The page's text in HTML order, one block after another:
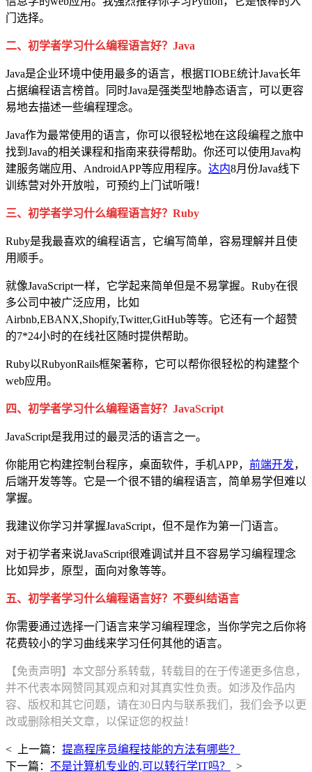
门选择。
二、初学者学习什么编程语言好？Java
Java是企业环境中使用最多的语言，根据TIOBE统计Java长年
占据编程语言榜首。同时Java是强类型地静态语言，可以更容
易地去描述一些编程理念。
Java作为最常使用的语言，你可以很轻松地在这段编程之旅中
找到Java的相关课程和指南来获得帮助。你还可以使用Java构
建服务端应用、AndroidAPP等应用程序。 达内8月份Java线下
训练营对外开放啦，可预约上门试听哦！
三、初学者学习什么编程语言好？Ruby
Ruby是我最喜欢的编程语言，它编写简单，容易理解并且使
用顺手。
就像JavaScript一样，它学起来简单但是不易掌握。Ruby在很
多公司中被广泛应用，比如
Airbnb,EBANX,Shopify,Twitter,GitHub等等。它还有一个超赞
的7*24小时的在线社区随时提供帮助。
Ruby以RubyonRails框架著称，它可以帮你很轻松的构建整个
web应用。
四、初学者学习什么编程语言好？JavaScript
JavaScript是我用过的最灵活的语言之一。
你能用它构建控制台程序，桌面软件，手机APP， 前端开发，
后端开发等等。它是一个很不错的编程语言，简单易学但难以
掌握。
我建议你学习并掌握JavaScript，但不是作为第一门语言。
对于初学者来说JavaScript很难调试并且不容易学习编程理念
比如异步，原型，面向对象等等。
五、初学者学习什么编程语言好？不要纠结语言
你需要通过选择一门语言来学习编程理念，当你学完之后你将
花费较小的学习曲线来学习任何其他的语言。
【免责声明】本文部分系转载，转载目的在于传递更多信息，
并不代表本网赞同其观点和对其真实性负责。如涉及作品内
容、版权和其它问题，请在30日内与联系我们，我们会予以更
改或删除相关文章，以保证您的权益！
< 上一篇： 提高程序员编程技能的方法有哪些？
下一篇： 不是计算机专业的,可以转行学IT吗？ >